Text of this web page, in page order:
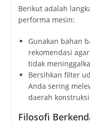
Berikut adalah
performa mesin:
Gunakan bahan
rekomendasi
tidak
Bersihkan filter
Anda sering
daerah
Filosofi